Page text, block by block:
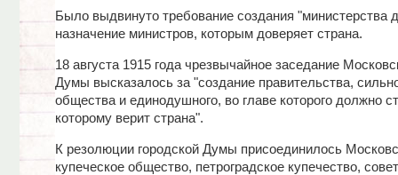
Было выдвинуто требование создания "министерства
назначение министров, которым доверяет страна.
18 августа 1915 года чрезвычайное заседание
Думы высказалось за "создание правительства,
общества и единодушного, во главе которого должно
которому верит страна".
К резолюции городской Думы присоединилось
купеческое общество, петроградское купечество,